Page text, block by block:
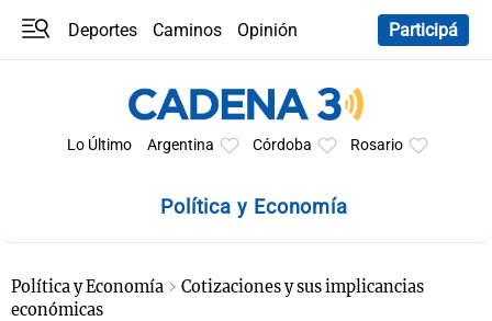
Deportes Caminos
Opinión
Participá
Lo Último Argentina Córdoba Rosario
Política y Economía
Política y Economía
Cotizaciones y sus implicancias
económicas